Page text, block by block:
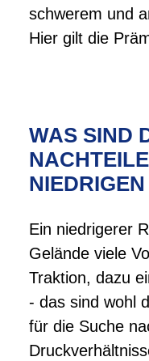
schwerem und
Hier gilt die
WAS SIND
Ein niedrigerer
Gelände viele
Traktion, dazu
- das sind wohl
für die Suche